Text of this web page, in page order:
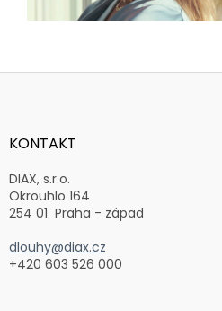
Z
aKONTAKT
DIAX, s.r.o.
Okrouhlo 164
254 01 Praha - západ
dlouhy@diax.cz
+420 603 526 000